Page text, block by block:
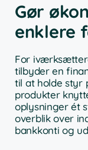
Gør
enklere
For
tilbyder en
til at holde styr
produkter
oplysninger ét
overblik over
bankkonti og